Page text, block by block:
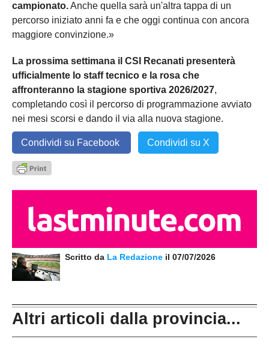
campionato.Anche quella sarà un'altra tappa di un
percorso iniziato anni fa e che oggi continua con ancora
maggiore convinzione.»
La prossima settimana il CSI Recanati presenterà
ufficialmente lo staff tecnico e la rosa che
affronteranno la stagione sportiva 2026/2027,
completando così il percorso di programmazione avviato
nei mesi scorsi e dando il via alla nuova stagione.
Condividi su Facebook Condividi su X
Scritto da La Redazione il 07/07/2026
Altri articoli dalla provincia...